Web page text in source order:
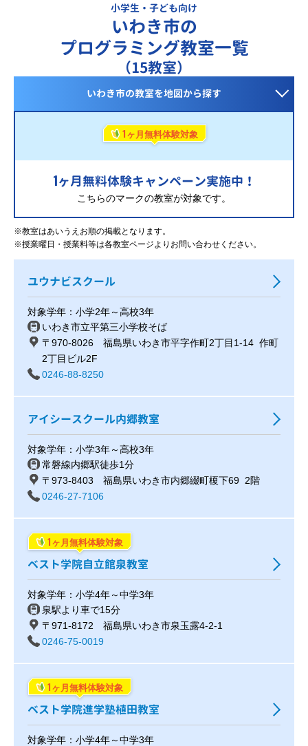
小学生・子ども向け
いわき市の
プログラミング教室一覧
（15教室）
いわき市の教室を地図から探す
1 ヶ月無料体験対象
1ヶ月無料体験キャンペーン実施中！
こちらのマークの教室が対象です。
※教室はあいうえお順の掲載となります。
※授業曜日・授業料等は各教室ページよりお問い合わせください。
ユウナビスクール
対象学年：小学2年～高校3年
いわき市立平第三小学校そば
〒970-8026 福島県いわき市平字作町2丁目1-14 作町
2丁目ビル2F
0246-88-8250
アイシースクール内郷教室
対象学年：小学3年～高校3年
常磐線内郷駅徒歩1分
〒973-8403 福島県いわき市内郷綴町榎下69 2階
0246-27-7106
1 ヶ月無料体験対象
ベスト学院自立館泉教室
対象学年：小学4年～中学3年
泉駅より車で15分
〒971-8172 福島県いわき市泉玉露4-2-1
0246-75-0019
1 ヶ月無料体験対象
ベスト学院進学塾植田教室
対象学年：小学4年～中学3年